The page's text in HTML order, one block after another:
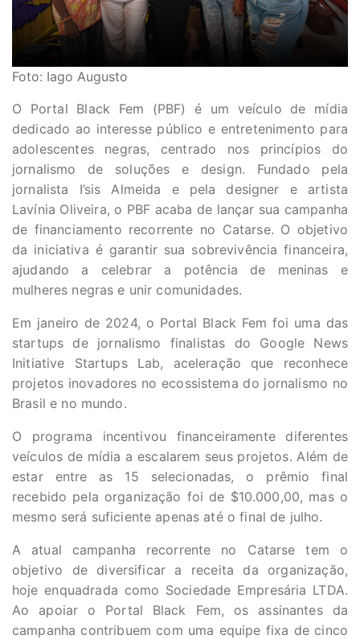
Foto: Iago Augusto
O Portal Black Fem (PBF) é um veículo de mídia
dedicado ao interesse público e entretenimento para
adolescentes negras, centrado nos princípios do
jornalismo de soluções e design. Fundado pela
jornalista I’sis Almeida e pela designer e artista
Lavínia Oliveira, o PBF acaba de lançar sua campanha
de financiamento recorrente no Catarse. O objetivo
da iniciativa é garantir sua sobrevivência financeira,
ajudando a celebrar a potência de meninas e
mulheres negras e unir comunidades.
Em janeiro de 2024, o Portal Black Fem foi uma das
startups de jornalismo finalistas do Google News
Initiative Startups Lab, aceleração que reconhece
projetos inovadores no ecossistema do jornalismo no
Brasil e no mundo.
O programa incentivou financeiramente diferentes
veículos de mídia a escalarem seus projetos. Além de
estar entre as 15 selecionadas, o prêmio final
recebido pela organização foi de $10.000,00, mas o
mesmo será suficiente apenas até o final de julho.
A atual campanha recorrente no Catarse tem o
objetivo de diversificar a receita da organização,
hoje enquadrada como Sociedade Empresária LTDA.
Ao apoiar o Portal Black Fem, os assinantes da
campanha contribuem com uma equipe fixa de cinco